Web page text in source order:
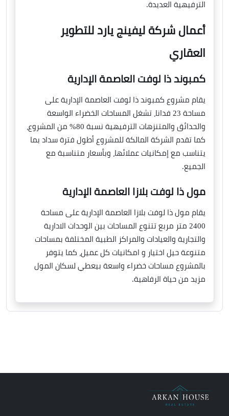
الترفيهية العديدة.
أعمال شركة ليفينج يارد للتطوير
العقاري
كمبوند ذا لوفت العاصمة الإدارية
يقام مشروع كمبوند ذا لوفت العاصمة الإدارية على
مساحة 23 فدانا، تشغل المساحات الخضراء الواسعة
والحدائق والمتنزهات الترفيهية نسبة 80% من المشروع،
كما تقدم الشركة المالكة للمشروع أطول فترة سداد بما
يتناسب مع إمكانيات عملائها، وبأسعار متناسبة مع
الجميع.
مول ذا لوفت بلازا العاصمة الإدارية
يقام مول ذا لوفت بلازا العاصمة الإدارية على مساحة
2400 متر مربع تتنوع المساحات بين الوحدات الادارية
والتجارية والعيادات والمراكز الطبية المختلفة بمساحات
متنوعة حيل اختيار و امكانيات كل عميل، كما يتوفر
بالمشروع مساحات خضراء واسعة بيعطي لسكان المول
مزيد من حياة الرفاهية.